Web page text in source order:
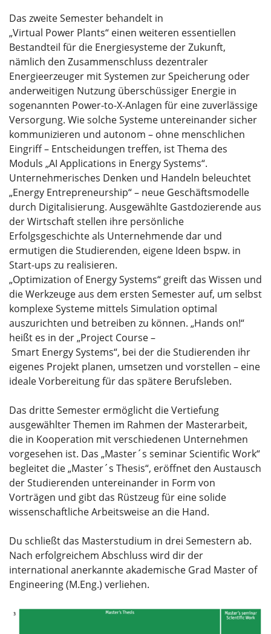
Das zweite Semester behandelt in
„Virtual Power Plants“ einen weiteren essentiellen
Bestandteil für die Energiesysteme der Zukunft,
nämlich den Zusammenschluss dezentraler
Energieerzeuger mit Systemen zur Speicherung oder
anderweitigen Nutzung überschüssiger Energie in
sogenannten Power-to-X-Anlagen für eine zuverlässige
Versorgung. Wie solche Systeme untereinander sicher
kommunizieren und autonom – ohne menschlichen
Eingriff – Entscheidungen treffen, ist Thema des
Moduls „AI Applications in Energy Systems“.
Unternehmerisches Denken und Handeln beleuchtet
„Energy Entrepreneurship“ – neue Geschäftsmodelle
durch Digitalisierung. Ausgewählte Gastdozierende aus
der Wirtschaft stellen ihre persönliche
Erfolgsgeschichte als Unternehmende dar und
ermutigen die Studierenden, eigene Ideen bspw. in
Start-ups zu realisieren.
„Optimization of Energy Systems“ greift das Wissen und
die Werkzeuge aus dem ersten Semester auf, um selbst
komplexe Systeme mittels Simulation optimal
auszurichten und betreiben zu können. „Hands on!“
heißt es in der „Project Course –
Smart Energy Systems“, bei der die Studierenden ihr
eigenes Projekt planen, umsetzen und vorstellen – eine
ideale Vorbereitung für das spätere Berufsleben.
Das dritte Semester ermöglicht die Vertiefung
ausgewählter Themen im Rahmen der Masterarbeit,
die in Kooperation mit verschiedenen Unternehmen
vorgesehen ist. Das „Master´s seminar Scientific Work“
begleitet die „Master´s Thesis“, eröffnet den Austausch
der Studierenden untereinander in Form von
Vorträgen und gibt das Rüstzeug für eine solide
wissenschaftliche Arbeitsweise an die Hand.
Du schließt das Masterstudium in drei Semestern ab.
Nach erfolgreichem Abschluss wird dir der
international anerkannte akademische Grad Master of
Engineering (M.Eng.) verliehen.